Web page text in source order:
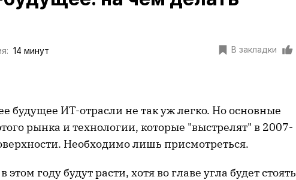
14 минут В закладки
будущее ИТ-отрасли не так уж легко. Но основные
рынка и технологии, которые "выстрелят" в 2007-
Необходимо лишь присмотреться.
году будут расти, хотя во главе угла будет стоять